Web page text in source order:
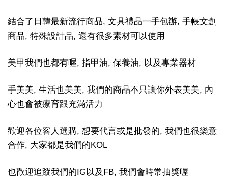
結合了日韓最新流行商品, 文具禮品一手包辦, 手帳文創
商品, 特殊設計品, 還有很多素材可以使用
美甲我們也都有喔, 指甲油, 保養油, 以及專業器材
手美美, 生活也美美, 我們的商品不只讓你外表美美, 內
心也會被療育跟充滿活力
歡迎各位客人選購, 想要代言或是批發的, 我們也很樂意
合作, 大家都是我們的KOL
也歡迎追蹤我們的IG以及FB, 我們會時常抽獎喔